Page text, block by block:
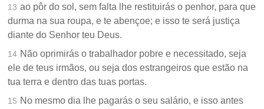
13 ao pôr do sol, sem falta lhe restituirás o penhor, para que
durma na sua roupa, e te abençoe; e isso te será justiça
diante do Senhor teu Deus.
14 Não oprimirás o trabalhador pobre e necessitado, seja
ele de teus irmãos, ou seja dos estrangeiros que estão na
tua terra e dentro das tuas portas.
15 No mesmo dia lhe pagarás o seu salário, e isso antes